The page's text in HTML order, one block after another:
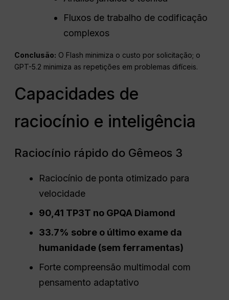
Fluxos de trabalho de codificação
complexos
Conclusão: O Flash minimiza o custo por solicitação; o
GPT-5.2 minimiza as repetições em problemas difíceis.
Capacidades de
raciocínio e inteligência
Raciocínio rápido do Gêmeos 3
Raciocínio de ponta otimizado para
velocidade
90,41 TP3T no GPQA Diamond
33.7% sobre o último exame da
humanidade (sem ferramentas)
Forte compreensão multimodal com
pensamento adaptativo